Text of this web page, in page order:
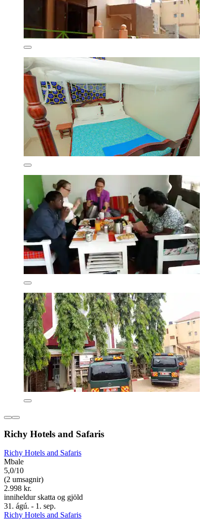
Richy Hotels and Safaris
Richy Hotels and Safaris
Mbale
5,0/10
(2 umsagnir)
2.998 kr.
inniheldur skatta og gjöld
31. ágú. - 1. sep.
Richy Hotels and Safaris